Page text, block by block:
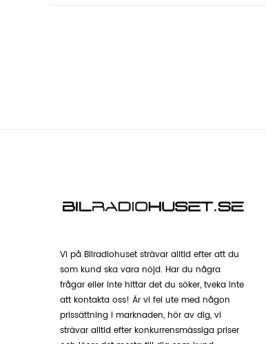
Vi på Bilradiohuset strävar alltid efter att du
som kund ska vara nöjd. Har du några
frågar eller inte hittar det du söker, tveka inte
att kontakta oss! Är vi fel ute med någon
prissättning i marknaden, hör av dig, vi
strävar alltid efter konkurrensmässiga priser